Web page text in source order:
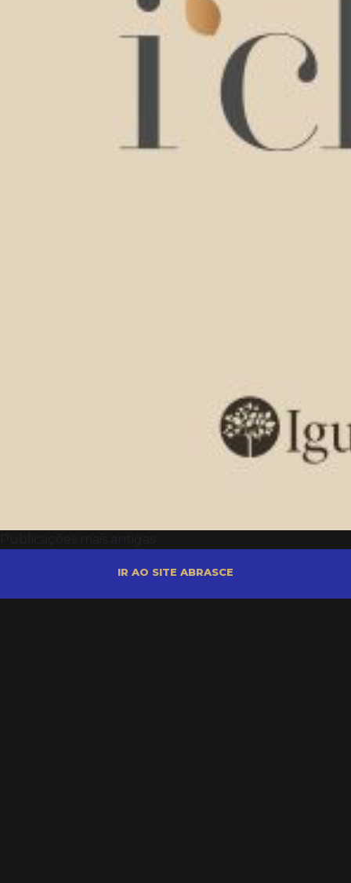
IR AO SITE ABRASCE